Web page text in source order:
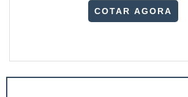
COTAR AGORA